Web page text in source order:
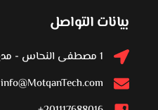
بيانات التواصل
1 مصطفى النحاس - مدينة نصر - القاهرة
info@MotqanTech.com